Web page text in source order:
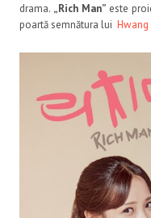
drama. „Rich Man” este
poartă semnătura lui Hwang